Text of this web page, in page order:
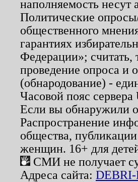
наполняемость несут
Политические
общественного
гарантиях
Федерации»; считать,
проведение опроса и
(обнародование) -
Часовой пояс
Если вы обнаружили
Распространение
общества,
женщин. 16+ для
СМИ не получает
Адреса сайта: